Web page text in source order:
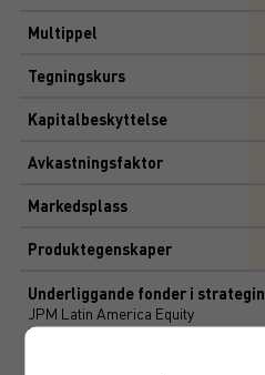
Multippel
Tegningskurs
Kapitalbeskyttelse
Avkastningsfaktor
Markedsplass
Produktegenskaper
Underliggande fonder i strategin
JPM Latin America Equity
Evli Emerging Frontier